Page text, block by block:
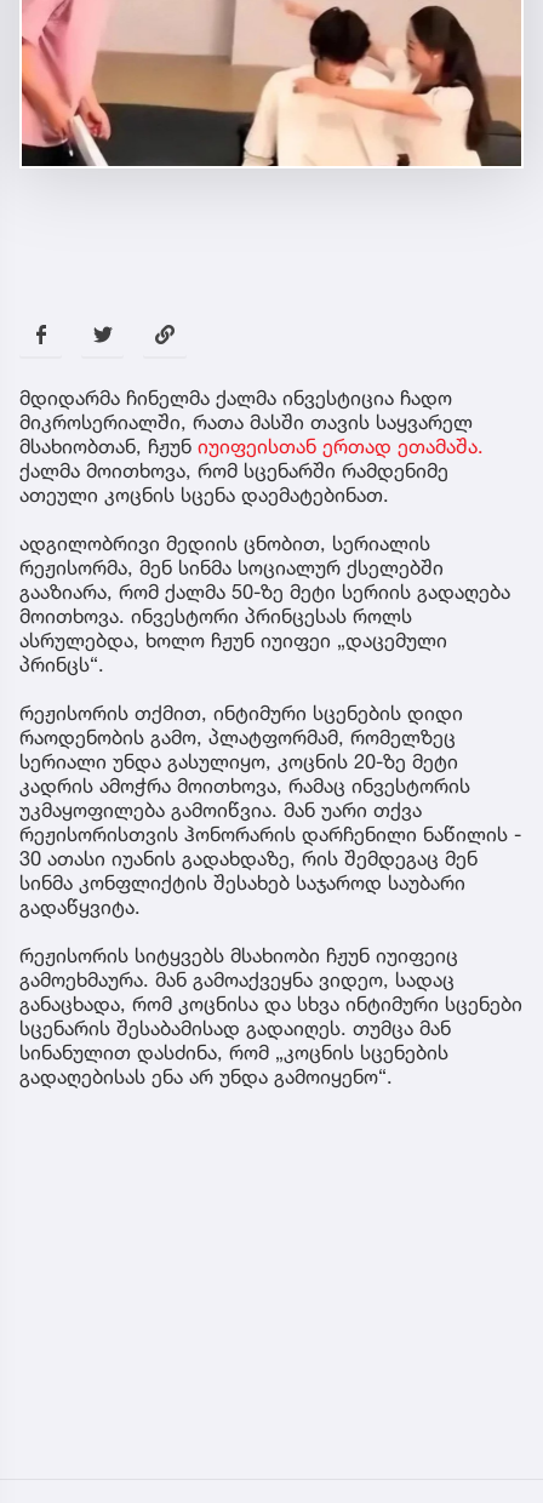
მდიდარმა ჩინელმა ქალმა ინვესტიცია ჩადო
მიკროსერიალში, რათა მასში თავის საყვარელ
მსახიობთან, ჩჟუნ იუიფეისთან ერთად ეთამაშა.
ქალმა მოითხოვა, რომ სცენარში რამდენიმე
ათეული კოცნის სცენა დაემატებინათ.
ადგილობრივი მედიის ცნობით, სერიალის
რეჟისორმა, მენ სინმა სოციალურ ქსელებში
გააზიარა, რომ ქალმა 50-ზე მეტი სერიის გადაღება
მოითხოვა. ინვესტორი პრინცესას როლს
ასრულებდა, ხოლო ჩჟუნ იუიფეი „დაცემული
პრინცს“.
რეჟისორის თქმით, ინტიმური სცენების დიდი
რაოდენობის გამო, პლატფორმამ, რომელზეც
სერიალი უნდა გასულიყო, კოცნის 20-ზე მეტი
კადრის ამოჭრა მოითხოვა, რამაც ინვესტორის
უკმაყოფილება გამოიწვია. მან უარი თქვა
რეჟისორისთვის ჰონორარის დარჩენილი ნაწილის -
30 ათასი იუანის გადახდაზე, რის შემდეგაც მენ
სინმა კონფლიქტის შესახებ საჯაროდ საუბარი
გადაწყვიტა.
რეჟისორის სიტყვებს მსახიობი ჩჟუნ იუიფეიც
გამოეხმაურა. მან გამოაქვეყნა ვიდეო, სადაც
განაცხადა, რომ კოცნისა და სხვა ინტიმური სცენები
სცენარის შესაბამისად გადაიღეს. თუმცა მან
სინანულით დასძინა, რომ „კოცნის სცენების
გადაღებისას ენა არ უნდა გამოიყენო“.